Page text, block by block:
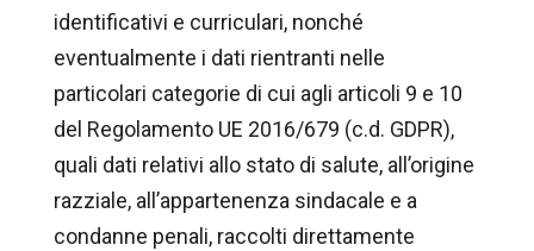
identificativi e curriculari, nonché
eventualmente i dati rientranti nelle
particolari categorie di cui agli articoli 9 e 10
del Regolamento UE 2016/679 (c.d. GDPR),
quali dati relativi allo stato di salute, all’origine
razziale, all’appartenenza sindacale e a
condanne penali, raccolti direttamente